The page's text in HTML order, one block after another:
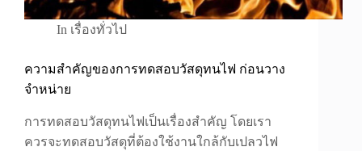
In เรื่องทั่วไป
ความสำคัญของการทดสอบวัสดุทนไฟ ก่อนวาง
จำหน่าย
การทดสอบวัสดุทนไฟเป็นเรื่องสำคัญ โดยเรา
ควรจะทดสอบวัสดุที่ต้องใช้งานใกล้กับเปลวไฟ